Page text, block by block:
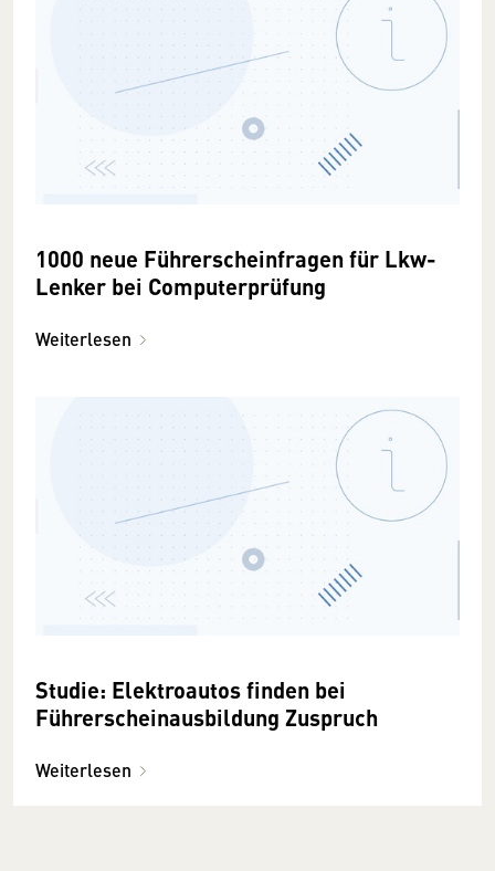
1000 neue Führerscheinfragen für Lkw-
Lenker bei Computerprüfung
Weiterlesen
Studie: Elektroautos finden bei
Führerscheinausbildung Zuspruch
Weiterlesen